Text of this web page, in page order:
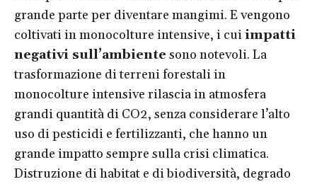
grande parte per diventare mangimi. E vengono
coltivati in monocolture intensive, i cuiimpatti
negativi sull’ambiente sono notevoli. La
trasformazione di terreni forestali in
monocolture intensive rilascia in atmosfera
grandi quantità di CO2, senza considerare l’alto
uso di pesticidi e fertilizzanti, che hanno un
grande impatto sempre sulla crisi climatica.
Distruzione di habitat e di biodiversità, degrado